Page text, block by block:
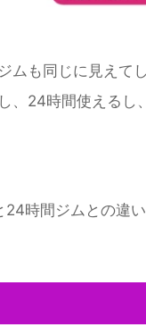
ムも同じに見えて
24時間使えるし
時間ジムとの違